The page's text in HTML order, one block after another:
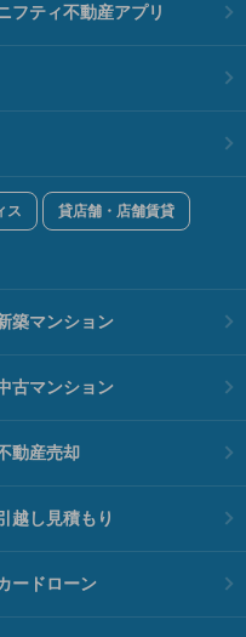
フティ不動産アプリ
ス 貸店舗・店舗賃貸
築マンション
古マンション
動産売却
越し見積もり
ードローン